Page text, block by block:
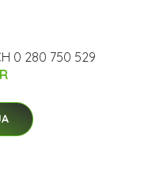
0 280 750 529